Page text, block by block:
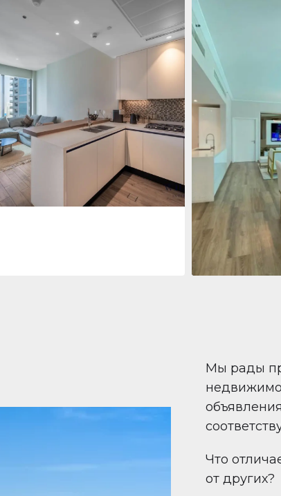
688 011 $
Living Marina Gate
Living Marina Gate, Marina
Dubai Marina, Dubai
73 m² Квартира
Beauport Tower
Beauport Tower,
Dubai Marina,
96 m²
Мы рады
Что
от других?